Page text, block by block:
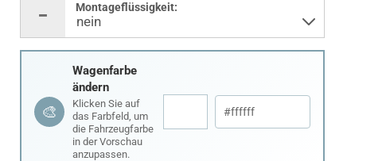
Montageflüssigkeit:
🎨
Wagenfarbe
ändern
Klicken Sie auf
das Farbfeld, um
die Fahrzeugfarbe
in der Vorschau
anzupassen.